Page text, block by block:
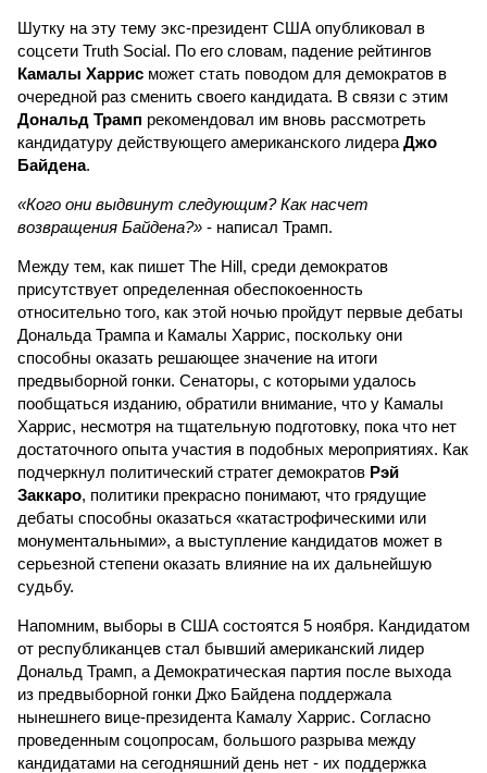
Шутку на эту тему экс-президент США опубликовал в
соцсети Truth Social. По его словам, падение рейтингов
Камалы Харрис может стать поводом для демократов в
очередной раз сменить своего кандидата. В связи с этим
Дональд Трамп рекомендовал им вновь рассмотреть
кандидатуру действующего американского лидера Джо
Байдена.
«Кого они выдвинут следующим? Как насчет
возвращения Байдена?» - написал Трамп.
Между тем, как пишет The Hill, среди демократов
присутствует определенная обеспокоенность
относительно того, как этой ночью пройдут первые дебаты
Дональда Трампа и Камалы Харрис, поскольку они
способны оказать решающее значение на итоги
предвыборной гонки. Сенаторы, с которыми удалось
пообщаться изданию, обратили внимание, что у Камалы
Харрис, несмотря на тщательную подготовку, пока что нет
достаточного опыта участия в подобных мероприятиях. Как
подчеркнул политический стратег демократов Рэй
Заккаро, политики прекрасно понимают, что грядущие
дебаты способны оказаться «катастрофическими или
монументальными», а выступление кандидатов может в
серьезной степени оказать влияние на их дальнейшую
судьбу.
Напомним, выборы в США состоятся 5 ноября. Кандидатом
от республиканцев стал бывший американский лидер
Дональд Трамп, а Демократическая партия после выхода
из предвыборной гонки Джо Байдена поддержала
нынешнего вице-президента Камалу Харрис. Согласно
проведенным соцопросам, большого разрыва между
кандидатами на сегодняшний день нет - их поддержка